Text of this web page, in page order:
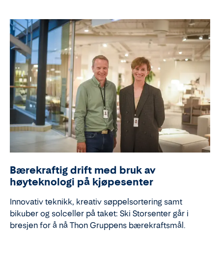
Bærekraftig drift med bruk av
høyteknologi på kjøpesenter
Innovativ teknikk, kreativ søppelsortering samt
bikuber og solceller på taket: Ski Storsenter går i
bresjen for å nå Thon Gruppens bærekraftsmål.